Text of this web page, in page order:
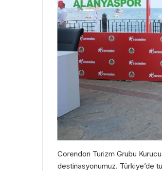
Corendon Turizm Grubu
destinasyonumuz. Türkiye’de